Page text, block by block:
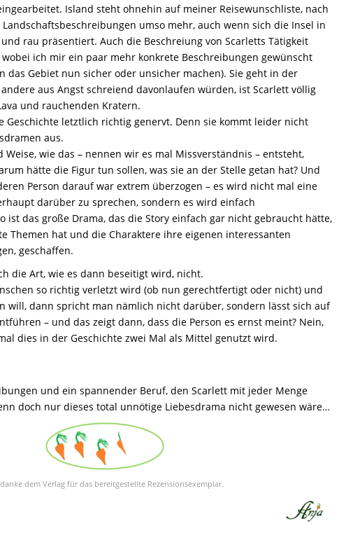
Island steht ohnehin auf meiner Reisewunschliste, nach
umso mehr, auch wenn sich die Insel in
rau präsentiert. Auch die Beschreiung von Scarletts Tätigkeit
ich mir ein paar mehr konkrete Beschreibungen gewünscht
das Gebiet nun sicher oder unsicher machen). Sie geht in der
aus Angst schreiend davonlaufen würden, ist Scarlett völlig
und rauchenden Kratern.
Geschichte letztlich richtig genervt. Denn sie kommt leider nicht
aus.
wie das – nennen wir es mal Missverständnis – entsteht,
hätte die Figur tun sollen, was sie an der Stelle getan hat? Und
Person darauf war extrem überzogen – es wird nicht mal eine
darüber zu sprechen, sondern es wird einfach
ist das große Drama, das die Story einfach gar nicht gebraucht hätte,
Themen hat und die Charaktere ihre eigenen interessanten
geschaffen.
die Art, wie es dann beseitigt wird, nicht.
so richtig verletzt wird (ob nun gerechtfertigt oder nicht) und
will, dann spricht man nämlich nicht darüber, sondern lässt sich auf
– und das zeigt dann, dass die Person es ernst meint? Nein,
dies in der Geschichte zwei Mal als Mittel genutzt wird.
und ein spannender Beruf, den Scarlett mit jeder Menge
doch nur dieses total unnötige Liebesdrama nicht gewesen wäre…
dem Verlag für das bereitgestellte Rezensionsexemplar.